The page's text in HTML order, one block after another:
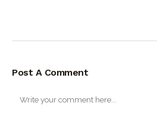
Post A Comment